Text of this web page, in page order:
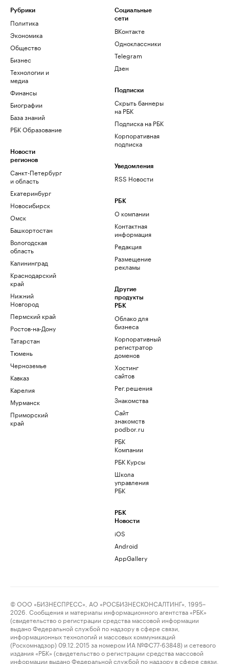
Рубрики
Политика
Экономика
Общество
Бизнес
Технологии и
медиа
Финансы
Биографии
База знаний
РБК Образование
Новости
регионов
Санкт-Петербург
и область
Екатеринбург
Новосибирск
Омск
Башкортостан
Вологодская
область
Калининград
Краснодарский
край
Нижний
Новгород
Пермский край
Ростов-на-Дону
Татарстан
Тюмень
Черноземье
Кавказ
Карелия
Мурманск
Приморский
край
Социальные
сети
ВКонтакте
Одноклассники
Telegram
Дзен
Подписки
Скрыть баннеры
на РБК
Подписка на РБК
Корпоративная
подписка
Уведомления
RSS Новости
РБК
О компании
Контактная
информация
Редакция
Размещение
рекламы
Другие
продукты
РБК
Облако для
бизнеса
Корпоративный
регистратор
доменов
Хостинг
сайтов
Рег.решения
Знакомства
Сайт
знакомств
podbor.ru
РБК
Компании
РБК Курсы
Школа
управления
РБК
РБК
Новости
iOS
Android
AppGallery
© ООО «БИЗНЕСПРЕСС», АО «РОСБИЗНЕСКОНСАЛТИНГ», 1995–
2026. Сообщения и материалы информационного агентства «РБК»
(свидетельство о регистрации средства массовой информации
выдано Федеральной службой по надзору в сфере связи,
информационных технологий и массовых коммуникаций
(Роскомнадзор) 09.12.2015 за номером ИА №ФС77-63848) и сетевого
издания «РБК» (свидетельство о регистрации средства массовой
информации выдано Федеральной службой по надзору в сфере связи,